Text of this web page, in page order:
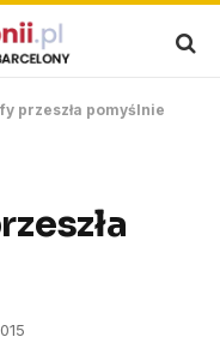
przeszła pomyślnie